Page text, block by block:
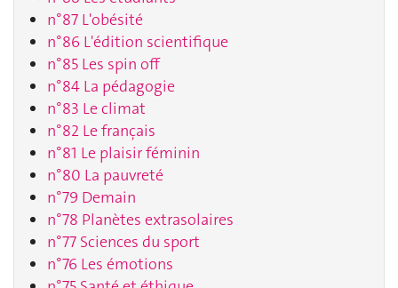
n°87 L'obésité
n°86 L'édition scientifique
n°85 Les spin off
n°84 La pédagogie
n°83 Le climat
n°82 Le français
n°81 Le plaisir féminin
n°80 La pauvreté
n°79 Demain
n°78 Planètes extrasolaires
n°77 Sciences du sport
n°76 Les émotions